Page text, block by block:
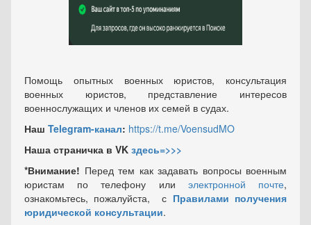
Помощь опытных военных юристов, консультация
военных юристов, представление интересов
военнослужащих и членов их семей в судах.
Наш Telegram-канал: https://t.me/VoensudMO
Наша страничка в VK здесь=>>>
*Внимание! Перед тем как задавать вопросы военным
юристам по телефону или электронной почте,
ознакомьтесь, пожалуйста, с Правилами получения
юридической консультации.